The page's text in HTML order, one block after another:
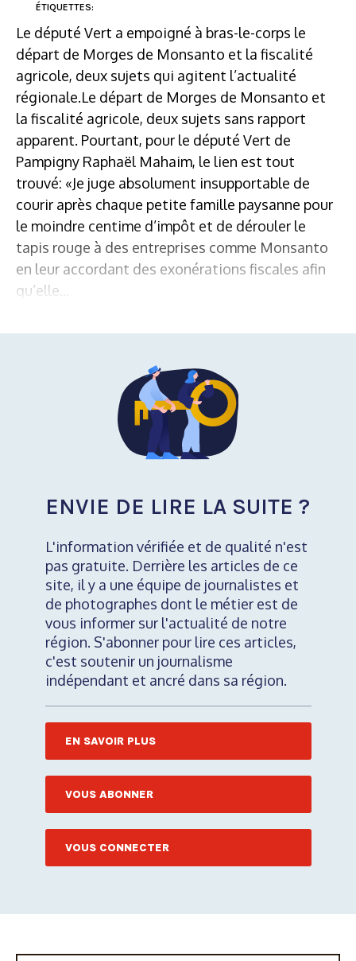
ÉTIQUETTES:
Le député Vert a empoigné à bras-le-corps le
départ de Morges de Monsanto et la fiscalité
agricole, deux sujets qui agitent l’actualité
régionale.Le départ de Morges de Monsanto et
la fiscalité agricole, deux sujets sans rapport
apparent. Pourtant, pour le député Vert de
Pampigny Raphaël Mahaim, le lien est tout
trouvé: «Je juge absolument insupportable de
courir après chaque petite famille paysanne pour
le moindre centime d’impôt et de dérouler le
tapis rouge à des entreprises comme Monsanto
en leur accordant des exonérations fiscales afin
qu’elle...
ENVIE DE LIRE LA SUITE ?
L'information vérifiée et de qualité n'est
pas gratuite. Derrière les articles de ce
site, il y a une équipe de journalistes et
de photographes dont le métier est de
vous informer sur l'actualité de notre
région. S'abonner pour lire ces articles,
c'est soutenir un journalisme
indépendant et ancré dans sa région.
EN SAVOIR PLUS
VOUS ABONNER
VOUS CONNECTER